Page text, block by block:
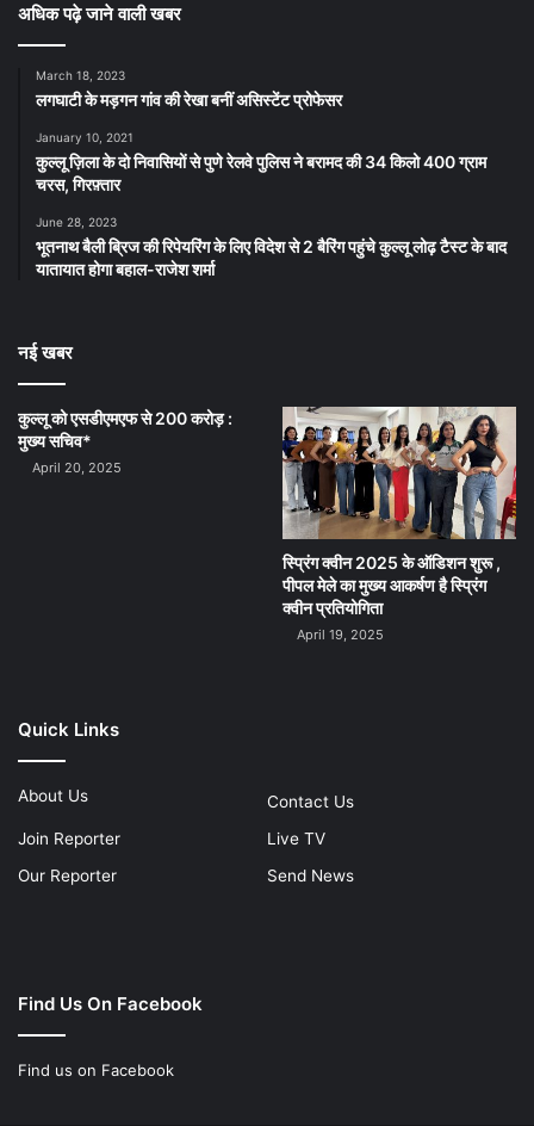
अधिक पढ़े जाने वाली खबर
March 18, 2023
लगघाटी के मड़गन गांव की रेखा बनीं असिस्टेंट प्रोफेसर
January 10, 2021
कुल्लू ज़िला के दो निवासियों से पुणे रेलवे पुलिस ने बरामद की 34 किलो 400 ग्राम
चरस, गिरफ़्तार
June 28, 2023
भूतनाथ बैली ब्रिज की रिपेयरिंग के लिए विदेश से 2 बैरिंग पहुंचे कुल्लू लोढ़ टैस्ट के बाद
यातायात होगा बहाल-राजेश शर्मा
नई खबर
कुल्लू को एसडीएमएफ से 200 करोड़ :
मुख्य सचिव*
April 20, 2025
स्प्रिंग क्वीन 2025 के ऑडिशन शुरू ,
पीपल मेले का मुख्य आकर्षण है स्प्रिंग
क्वीन प्रतियोगिता
April 19, 2025
Quick Links
About Us
Contact Us
Join Reporter
Live TV
Our Reporter
Send News
Find Us On Facebook
Find us on Facebook